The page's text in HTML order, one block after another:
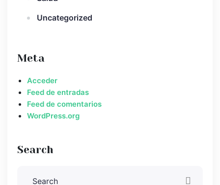
Uncategorized
Meta
Acceder
Feed de entradas
Feed de comentarios
WordPress.org
Search